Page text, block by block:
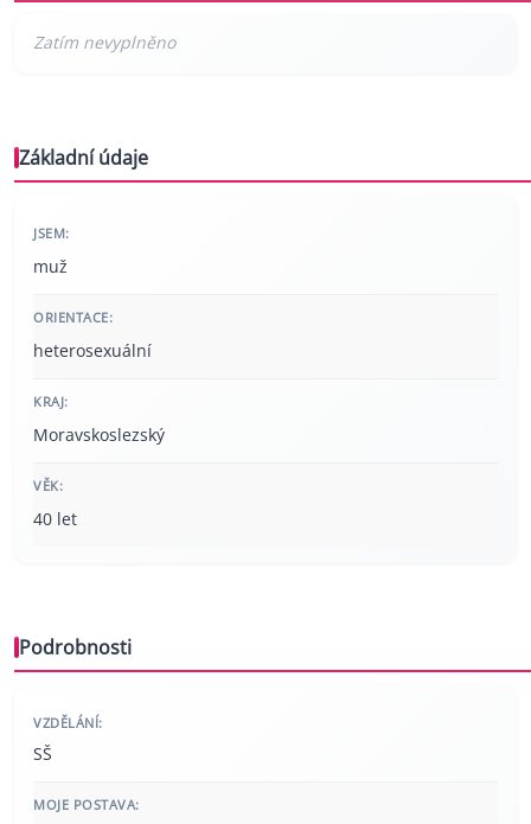
Základní údaje
JSEM:
muž
ORIENTACE:
heterosexuální
KRAJ:
Moravskoslezský
VĚK:
40 let
Podrobnosti
VZDĚLÁNÍ:
SŠ
MOJE POSTAVA: